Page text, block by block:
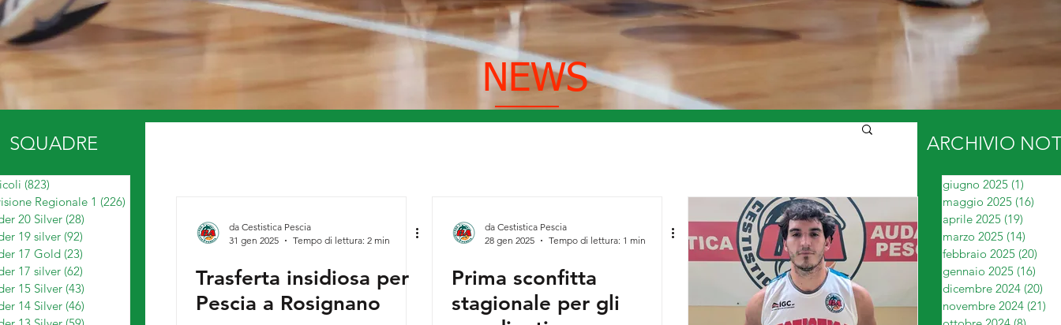
NEWS
SQUADRE
(823)
Regionale 1 (226)
20 Silver (28)
19 silver (92)
17 Gold (23)
17 silver (62)
15 Silver (43)
14 Silver (46)
da Cestistica Pescia
31 gen 2025
Tempo di lettura: 2 min
Trasferta insidiosa per
Pescia a Rosignano
da Cestistica Pescia
28 gen 2025
Tempo di lettura: 1 min
Prima sconfitta
stagionale per gli
ARCHIVIO
giugno 2025 (1)
maggio 2025 (16)
aprile 2025 (19)
marzo 2025 (14)
febbraio 2025 (20)
gennaio 2025 (16)
dicembre 2024 (20)
novembre 2024 (21)